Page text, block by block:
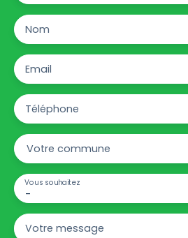
Nom
Email
Téléphone
Votre commune
-
Vous souhaitez
Votre message